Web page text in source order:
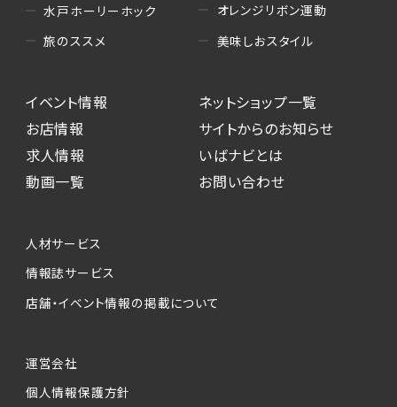
水戸ホーリーホック
旅のススメ
オレンジリボン運動
美味しおスタイル
イベント情報
お店情報
求人情報
動画一覧
ネットショップ一覧
サイトからのお知らせ
いばナビとは
お問い合わせ
人材サービス
情報誌サービス
店舗・イベント情報の掲載について
運営会社
個人情報保護方針